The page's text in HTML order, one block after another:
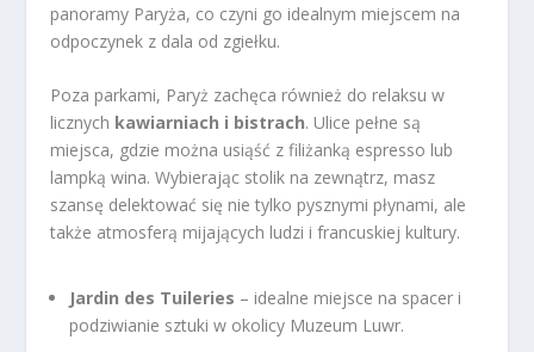
panoramy Paryża, co czyni go idealnym miejscem na
odpoczynek z dala od zgiełku.
Poza parkami, Paryż zachęca również do relaksu w
licznych kawiarniach i bistrach. Ulice pełne są
miejsca, gdzie można usiąść z filiżanką espresso lub
lampką wina. Wybierając stolik na zewnątrz, masz
szansę delektować się nie tylko pysznymi płynami, ale
także atmosferą mijających ludzi i francuskiej kultury.
Jardin des Tuileries – idealne miejsce na spacer i
podziwianie sztuki w okolicy Muzeum Luwr.